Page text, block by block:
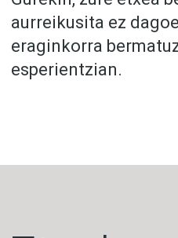
aurreikusita ez
eraginkorra
esperientzian.